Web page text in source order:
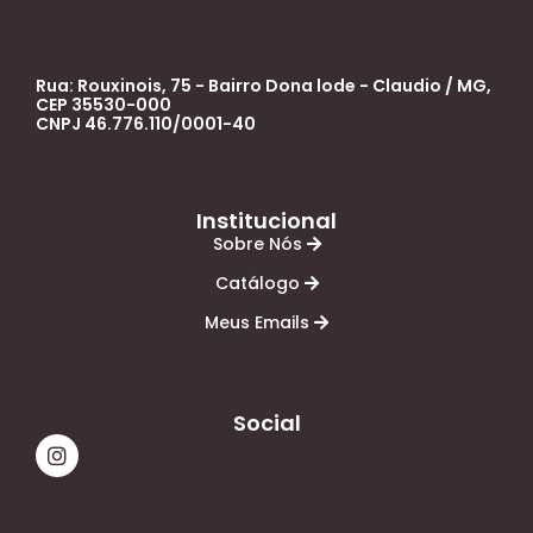
Rua: Rouxinois, 75 - Bairro Dona lode - Claudio / MG,
CEP 35530-000
CNPJ 46.776.110/0001-40
Institucional
Sobre Nós
Catálogo
Meus Emails
Social